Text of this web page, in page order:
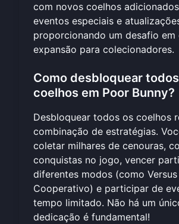
com novos coelhos
eventos especiais e
proporcionando um desafio em
expansão para colecionadores.
Como desbloquear
coelhos em Poor Bunny?
Desbloquear todos os coelhos
combinação de estratégias.
coletar milhares de cenouras,
conquistas no jogo, vencer
diferentes modos (como
Cooperativo) e participar de
tempo limitado. Não há um
dedicação é fundamental!